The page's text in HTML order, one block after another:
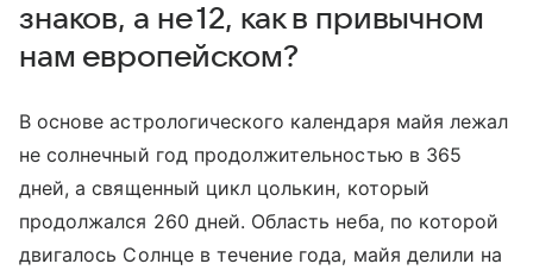
знаков, а не 12, как в привычном
нам европейском?
В основе астрологического календаря майя лежал
не солнечный год продолжительностью в 365
дней, а священный цикл цолькин, который
продолжался 260 дней. Область неба, по которой
двигалось Солнце в течение года, майя делили на